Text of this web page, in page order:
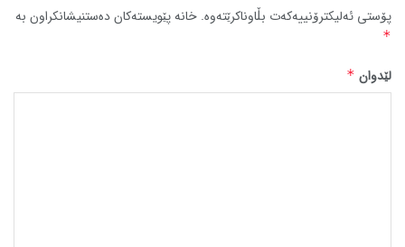
پۆستی ئەلیکترۆنییەکەت بڵاوناکرێتەوە. خانە پێویستەکان دەستنیشانکراون بە
*
لێدوان *